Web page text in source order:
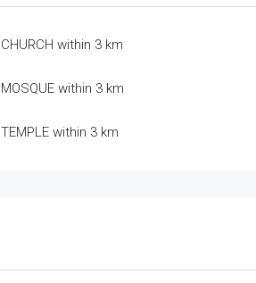
CHURCH within 3 km
MOSQUE within 3 km
TEMPLE within 3 km